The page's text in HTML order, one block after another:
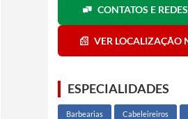
CONTATOS E
VER LOCALIZAÇÃO
ESPECIALIDADES
Barbearias Cabeleireiros